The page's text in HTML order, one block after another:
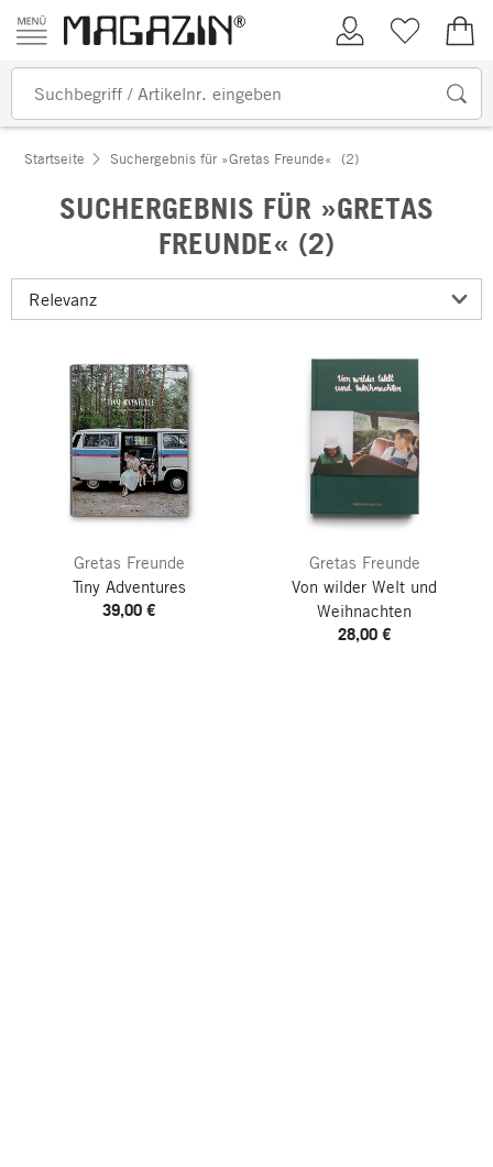
Zum Inhalt springen
Kundenkonto
Merkliste
Startseite Suchergebnis für »Gretas Freunde« (2)
SUCHERGEBNIS FÜR »GRETAS
FREUNDE« (2)
Gretas Freunde
Tiny Adventures
39,00 €
Gretas Freunde
Von wilder Welt und
Weihnachten
28,00 €